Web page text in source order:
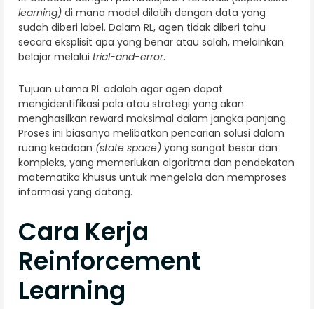
learning) di mana model dilatih dengan data yang
sudah diberi label. Dalam RL, agen tidak diberi tahu
secara eksplisit apa yang benar atau salah, melainkan
belajar melalui trial-and-error.
Tujuan utama RL adalah agar agen dapat
mengidentifikasi pola atau strategi yang akan
menghasilkan reward maksimal dalam jangka panjang.
Proses ini biasanya melibatkan pencarian solusi dalam
ruang keadaan (state space) yang sangat besar dan
kompleks, yang memerlukan algoritma dan pendekatan
matematika khusus untuk mengelola dan memproses
informasi yang datang.
Cara Kerja
Reinforcement
Learning